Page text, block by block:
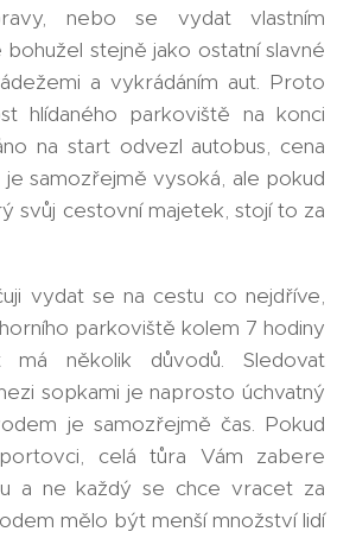
nebo se vydat vlastním
stejně jako ostatní slavné
a vykrádáním aut. Proto
hlídaného parkoviště na konci
na start odvezl autobus, cena
samozřejmě vysoká, ale pokud
svůj cestovní majetek, stojí to za
vydat se na cestu co nejdříve,
parkoviště kolem 7 hodiny
má několik důvodů. Sledovat
sopkami je naprosto úchvatný
je samozřejmě čas. Pokud
celá tůra Vám zabere
a ne každý se chce vracet za
mělo být menší množství lidí